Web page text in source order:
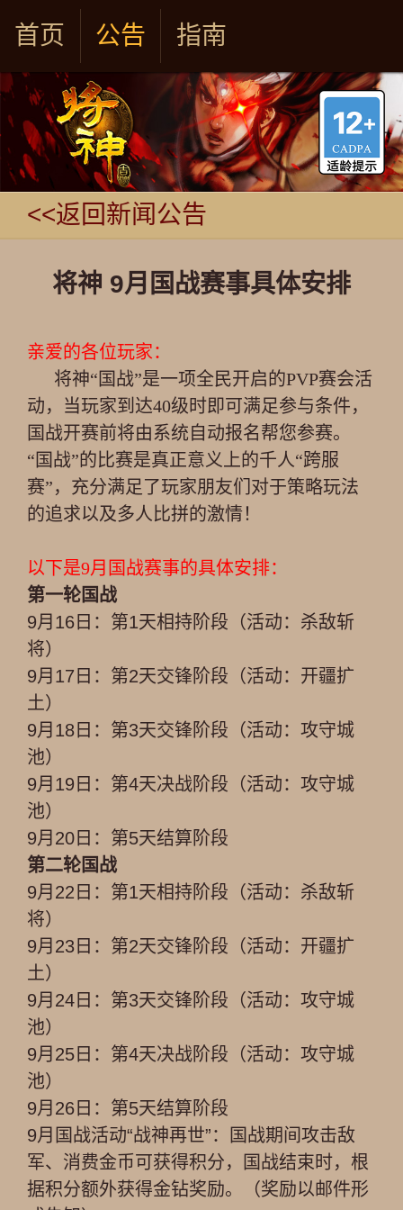
首页 公告 指南
<<返回新闻公告
将神 9月国战赛事具体安排
亲爱的各位玩家：
将神“国战”是一项全民开启的PVP赛会活
动，当玩家到达40级时即可满足参与条件，
国战开赛前将由系统自动报名帮您参赛。
“国战”的比赛是真正意义上的千人“跨服
赛”，充分满足了玩家朋友们对于策略玩法
的追求以及多人比拼的激情！
以下是9月国战赛事的具体安排：
第一轮国战
9月16日：第1天相持阶段（活动：杀敌斩
将）
9月17日：第2天交锋阶段（活动：开疆扩
土）
9月18日：第3天交锋阶段（活动：攻守城
池）
9月19日：第4天决战阶段（活动：攻守城
池）
9月20日：第5天结算阶段
第二轮国战
9月22日：第1天相持阶段（活动：杀敌斩
将）
9月23日：第2天交锋阶段（活动：开疆扩
土）
9月24日：第3天交锋阶段（活动：攻守城
池）
9月25日：第4天决战阶段（活动：攻守城
池）
9月26日：第5天结算阶段
9月国战活动“战神再世”：国战期间攻击敌
军、消费金币可获得积分，国战结束时，根
据积分额外获得金钻奖励。（奖励以邮件形